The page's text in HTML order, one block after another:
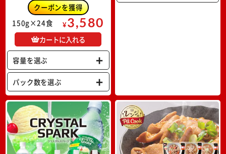
150g×24食 ¥3,580
カートに入れる
容量を選ぶ
パック数を選ぶ